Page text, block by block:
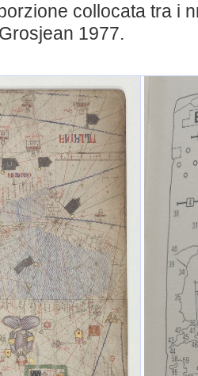
collocata tra i
1977.